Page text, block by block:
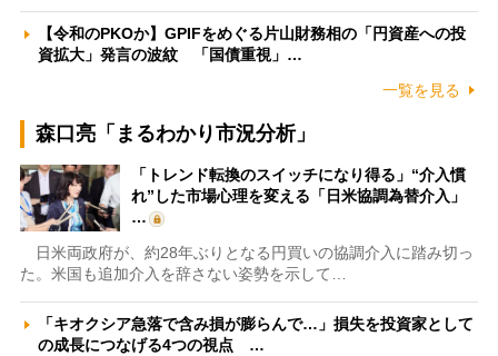
【令和のPKOか】GPIFをめぐる片山財務相の「円資産への投
資拡大」発言の波紋 「国債重視」…
一覧を見る
森口亮「まるわかり市況分析」
「トレンド転換のスイッチになり得る」“介入慣
れ”した市場心理を変える「日米協調為替介入」
…
日米両政府が、約28年ぶりとなる円買いの協調介入に踏み切っ
た。米国も追加介入を辞さない姿勢を示して…
「キオクシア急落で含み損が膨らんで…」損失を投資家として
の成長につなげる4つの視点 …